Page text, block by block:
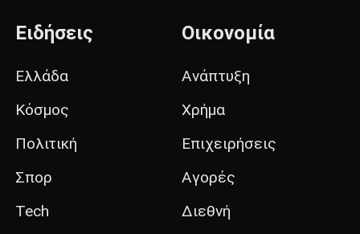
Ειδήσεις
Ελλάδα
Κόσμος
Πολιτική
Σπορ
Tech
Οικονομία
Ανάπτυξη
Χρήμα
Επιχειρήσεις
Αγορές
Διεθνή